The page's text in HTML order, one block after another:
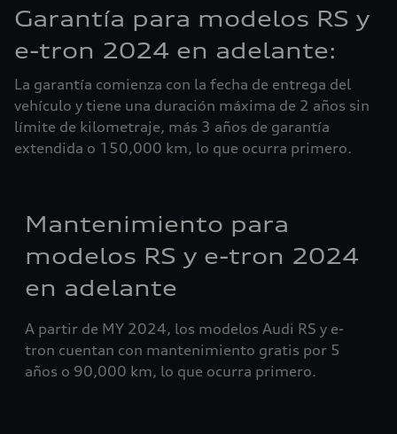
Garantía para modelos RS y
e-tron 2024 en adelante:
La garantía comienza con la fecha de entrega del
vehículo y tiene una duración máxima de 2 años sin
límite de kilometraje, más 3 años de garantía
extendida o 150,000 km, lo que ocurra primero.
Mantenimiento para
modelos RS y e-tron 2024
en adelante
A partir de MY 2024, los modelos Audi RS y e-
tron cuentan con mantenimiento gratis por 5
años o 90,000 km, lo que ocurra primero.